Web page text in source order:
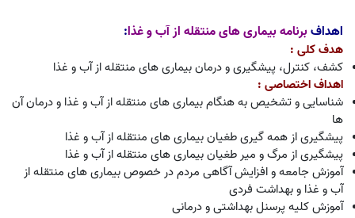
اهدافبرنامه بیماری های منتقله از آب و غذا:
هدف کلی :
کشف، کنترل، پیشگیری و درمان بیماری های منتقله از آب و غذا
اهداف اختصاصی :
شناسایی و تشخیص به هنگام بیماری های منتقله از آب و غذا و درمان آن
ها
پیشگیری از همه گیری طغیان بیماری های منتقله از آب و غذا
پیشگیری از مرگ و میر طغیان بیماری های منتقله از آب و غذا
آموزش جامعه و افزایش آگاهی مردم در خصوص بیماری های منتقله از
آب و غذا و بهداشت فردی
آموزش کلیه پرسنل بهداشتی و درمانی